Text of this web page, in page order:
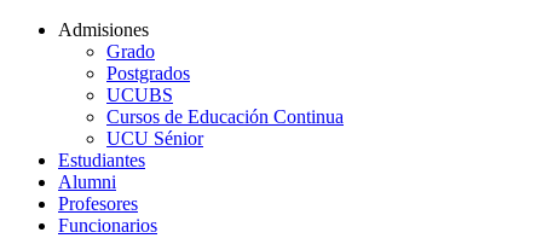
Admisiones
Grado
Postgrados
UCUBS
Cursos de Educación Continua
UCU Sénior
Estudiantes
Alumni
Profesores
Funcionarios